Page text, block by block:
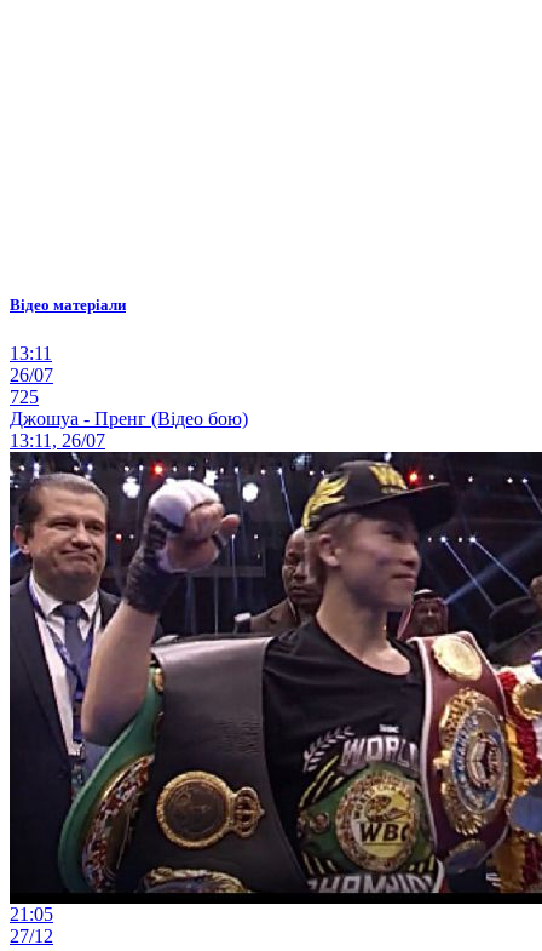
Відео матеріали
13:11
26/07
725
Джошуа - Пренг (Відео бою)
13:11, 26/07
21:05
27/12